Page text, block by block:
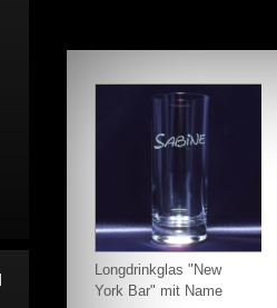
Longdrinkglas "New
York Bar" mit Name